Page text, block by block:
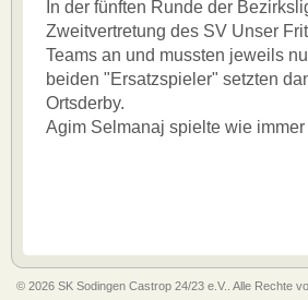
In der fünften Runde der
Zweitvertretung des SV Unser
Teams an und mussten jeweils
beiden "Ersatzspieler" setzten
Ortsderby.
Agim Selmanaj spielte wie
© 2026 SK Sodingen Castrop 24/23 e.V.. Alle Rechte